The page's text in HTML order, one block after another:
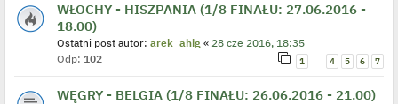
WŁOCHY - HISZPANIA (1/8 FINAŁU: 27.06.2016 -
18.00)
Ostatni post autor: arek_ahig « 28 cze 2016, 18:35
Odp: 102 1 … 4 5 6 7
WĘGRY - BELGIA (1/8 FINAŁU: 26.06.2016 - 21.00)